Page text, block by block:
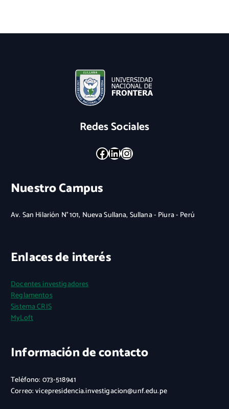
Redes Sociales
Facebook LinkedIn Instagram
Nuestro Campus
Av. San Hilarión N° 101, Nueva Sullana, Sullana - Piura - Perú
Enlaces de interés
Docentes investigadores
Reglamentos
Sistema CRIS
MyLoft
Información de contacto
Teléfono: 073-518941
Correo: vicepresidencia.investigacion@unf.edu.pe